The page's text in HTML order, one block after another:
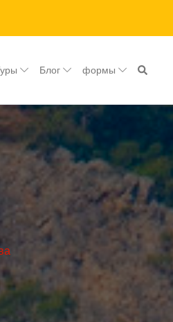
Блог формы